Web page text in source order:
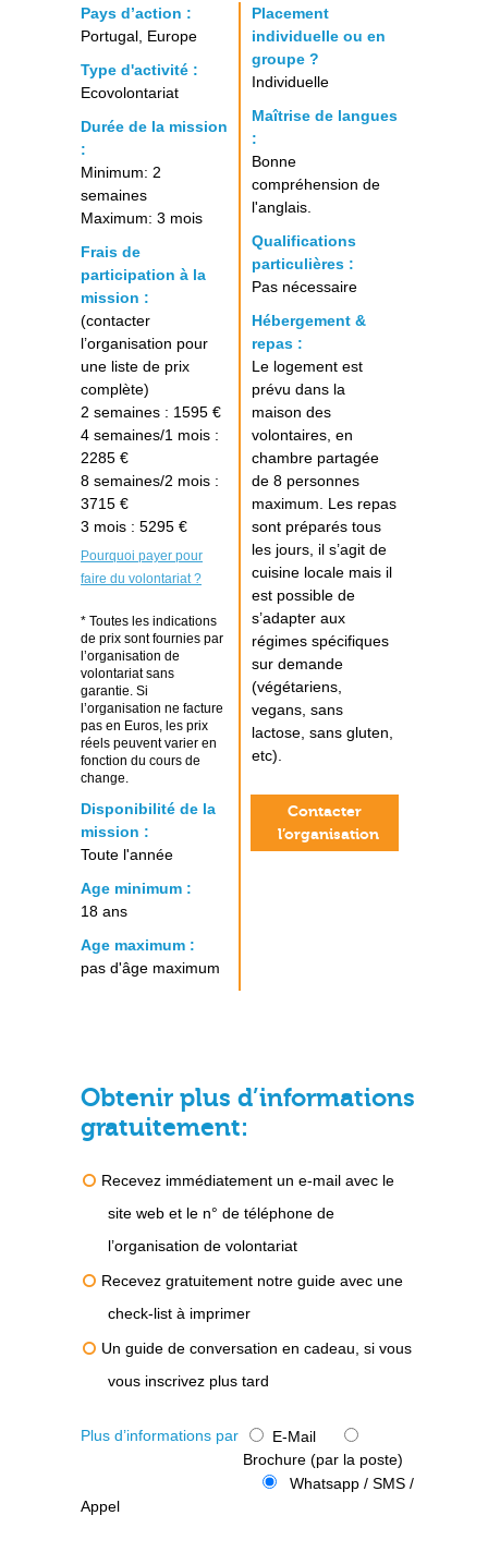
Pays d’action :
Portugal, Europe
Type d'activité :
Ecovolontariat
Durée de la mission
:
Minimum: 2
semaines
Maximum: 3 mois
Frais de
participation à la
mission :
(contacter
l’organisation pour
une liste de prix
complète)
2 semaines : 1595 €
4 semaines/1 mois :
2285 €
8 semaines/2 mois :
3715 €
3 mois : 5295 €
Pourquoi payer pour
faire du volontariat ?
* Toutes les indications
de prix sont fournies par
l’organisation de
volontariat sans
garantie. Si
l’organisation ne facture
pas en Euros, les prix
réels peuvent varier en
fonction du cours de
change.
Disponibilité de la
mission :
Toute l'année
Age minimum :
18 ans
Age maximum :
pas d'âge maximum
Placement
individuelle ou en
groupe ?
Individuelle
Maîtrise de langues
:
Bonne
compréhension de
l'anglais.
Qualifications
particulières :
Pas nécessaire
Hébergement &
repas :
Le logement est
prévu dans la
maison des
volontaires, en
chambre partagée
de 8 personnes
maximum. Les repas
sont préparés tous
les jours, il s’agit de
cuisine locale mais il
est possible de
s’adapter aux
régimes spécifiques
sur demande
(végétariens,
vegans, sans
lactose, sans gluten,
etc).
Contacter
l’organisation
Obtenir plus d’informations
gratuitement:
Recevez immédiatement un e-mail avec le
site web et le n° de téléphone de
l’organisation de volontariat
Recevez gratuitement notre guide avec une
check-list à imprimer
Un guide de conversation en cadeau, si vous
vous inscrivez plus tard
Plus d’informations par
E-Mail
Brochure (par la poste)
Whatsapp / SMS /
Appel